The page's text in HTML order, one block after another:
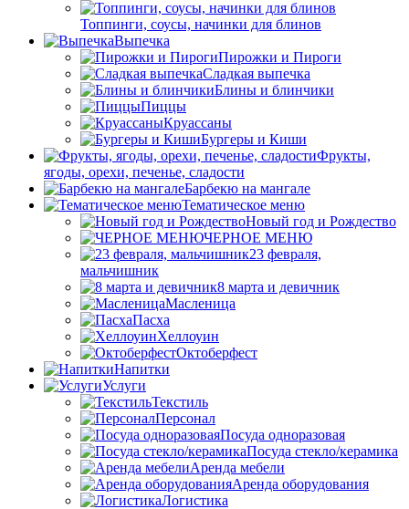
Топпинги, соусы, начинки для блинов
Выпечка
Пирожки и Пироги
Сладкая выпечка
Блины и блинчики
Пиццы
Круасcаны
Бургеры и Киши
Фрукты,
ягоды, орехи, печенье, сладости
Барбекю на мангале
Тематическое меню
Новый год и Рождество
ЧЕРНОЕ МЕНЮ
23 февраля,
мальчишник
8 марта и девичник
Масленица
Пасха
Хеллоуин
Октоберфест
Напитки
Услуги
Текстиль
Персонал
Посуда одноразовая
Посуда стекло/керамика
Аренда мебели
Аренда оборудования
Логистика